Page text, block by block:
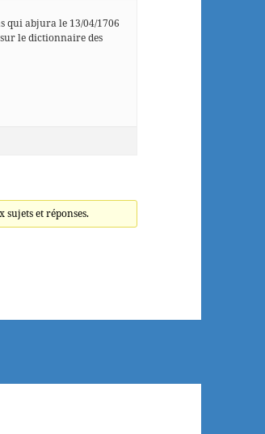
qui abjura le 13/04/1706
le dictionnaire des
sujets et réponses.